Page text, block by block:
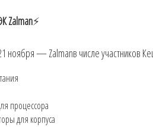
Zalman⚡️
ноября — Zalmanв числе участников
процессора
для корпуса